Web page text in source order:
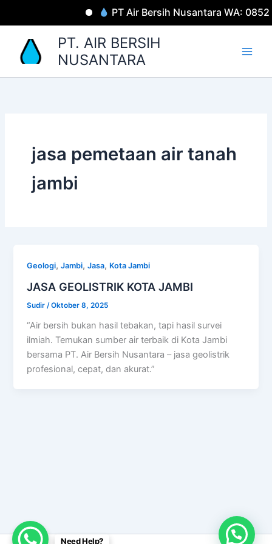
PT Air Bersih Nusantara WA:
PT. AIR BERSIH
NUSANTARA
jasa pemetaan air tanah
jambi
Geologi,Jambi,Jasa, Kota Jambi
JASA GEOLISTRIK KOTA JAMBI
Sudir /Oktober 8, 2025
“Air bersih bukan hasil tebakan, tapi hasil survei
ilmiah. Temukan sumber air terbaik di Kota Jambi
bersama PT. Air Bersih Nusantara – jasa geolistrik
profesional, cepat, dan akurat.”
Need Help?